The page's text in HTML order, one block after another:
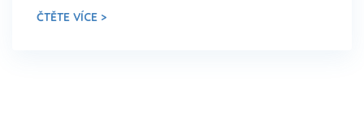
ČTĚTE VÍCE >